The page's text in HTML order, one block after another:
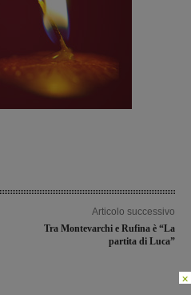
Articolo successivo
Tra Montevarchi e Rufina è “La
partita di Luca”
×